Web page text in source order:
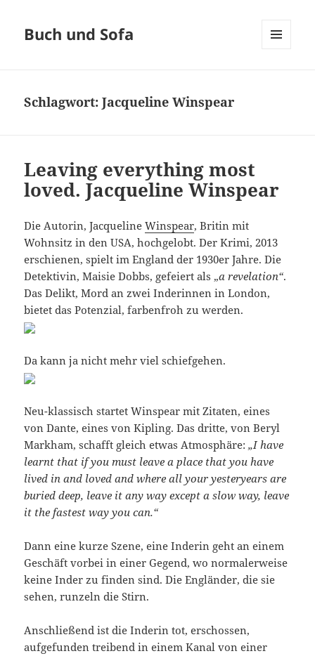
Buch und Sofa
Schlagwort:Jacqueline Winspear
Leaving everything most
loved. Jacqueline Winspear
Die Autorin, JacquelineWinspear, Britin mit
Wohnsitz in den USA, hochgelobt. Der Krimi, 2013
erschienen, spielt im England der 1930er Jahre. Die
Detektivin, Maisie Dobbs, gefeiert als „a revelation“.
Das Delikt, Mord an zwei Inderinnen in London,
bietet das Potenzial, farbenfroh zu werden.
Da kann ja nicht mehr viel schiefgehen.
Neu-klassisch startet Winspear mit Zitaten, eines
von Dante, eines von Kipling. Das dritte, von Beryl
Markham, schafft gleich etwas Atmosphäre:„I have
learnt that if you must leave a place that you have
lived in and loved and where all your yesteryears are
buried deep, leave it any way except a slow way, leave
it the fastest way you can.“
Dann eine kurze Szene, eine Inderin geht an einem
Geschäft vorbei in einer Gegend, wo normalerweise
keine Inder zu finden sind. Die Engländer, die sie
sehen, runzeln die Stirn.
Anschließend ist die Inderin tot, erschossen,
aufgefunden treibend in einem Kanal von einer